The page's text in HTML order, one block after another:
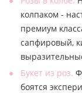
колпаком -
премиум
сапфировый,
Букет из роз.
боятся